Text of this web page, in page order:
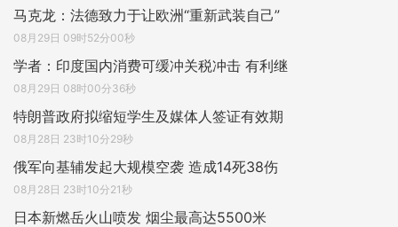
马克龙：法德致力于让欧洲“重新武装自己”
08月29日 09时52分00秒
学者：印度国内消费可缓冲关税冲击 有利继
08月29日 08时00分36秒
特朗普政府拟缩短学生及媒体人签证有效期
08月28日 23时10分29秒
俄军向基辅发起大规模空袭 造成14死38伤
08月28日 23时10分21秒
日本新燃岳火山喷发 烟尘最高达5500米